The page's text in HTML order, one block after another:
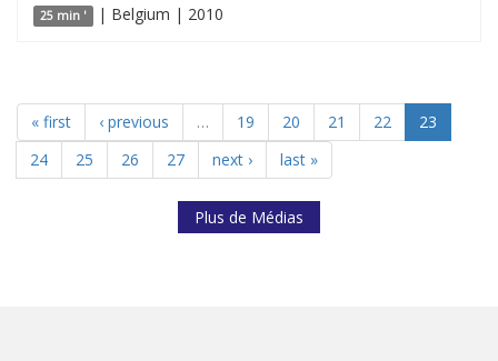
25 min ' | Belgium | 2010
« first ‹ previous … 19 20 21 22
23
24
25 26 27 next › last »
Plus de Médias